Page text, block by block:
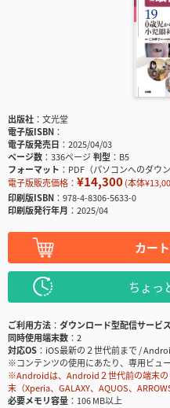
出版社
文光堂
電子版ISBN
電子版発売日
2025/04/03
ページ数
336ページ判型
B5
フォーマット
PDF（パソコンへのダウ
電子版販売価格： ¥14,300(本体
印刷版ISBN
978-4-8306-5633-0
印刷版発行年月
2025/04
カー
ちょっ
ご利用方法
ダウンロード型配信サービ
同時使用端末数
2
対応OS
iOS最新の２世代前まで /
※コンテンツの使用にあたり、専用ビュ
※Androidは、Android２世代前の端末の
末（Xperia、GALAXY、AQUOS、
必要メモリ容量
106 MB以上